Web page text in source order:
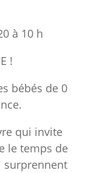
à 10 h
!
bébés de 0
qui invite
le temps de
surprennent